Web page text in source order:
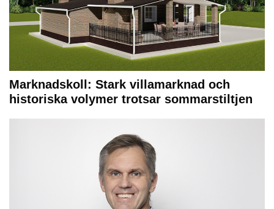
Marknadskoll: Stark villamarknad och
historiska volymer trotsar sommarstiltjen